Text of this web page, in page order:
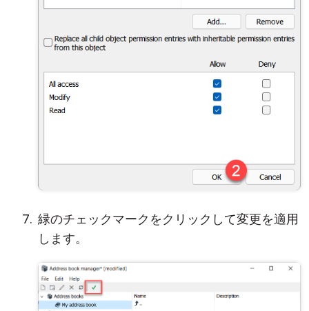
緑のチェックマークをクリックして変更を適用
します。